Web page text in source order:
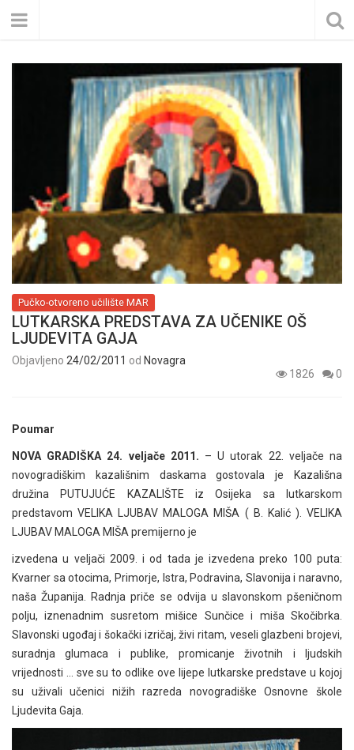
Pučko-otvoreno učilište MAR
LUTKARSKA PREDSTAVA ZA UČENIKE OŠ
LJUDEVITA GAJA
Objavljeno 24/02/2011 od Novagra
1826
0
Poumar
NOVA GRADIŠKA 24. veljače 2011. – U utorak 22. veljače na
novogradiškim kazališnim daskama gostovala je Kazališna
družina PUTUJUĆE KAZALIŠTE iz Osijeka sa lutkarskom
predstavom VELIKA LJUBAV MALOGA MIŠA ( B. Kalić ). VELIKA
LJUBAV MALOGA MIŠA premijerno je
izvedena u veljači 2009. i od tada je izvedena preko 100 puta:
Kvarner sa otocima, Primorje, Istra, Podravina, Slavonija i naravno,
naša Županija. Radnja priče se odvija u slavonskom pšeničnom
polju, iznenadnim susretom mišice Sunčice i miša Skočibrka.
Slavonski ugođaj i šokački izričaj, živi ritam, veseli glazbeni brojevi,
suradnja glumaca i publike, promicanje životnih i ljudskih
vrijednosti … sve su to odlike ove lijepe lutkarske predstave u kojoj
su uživali učenici nižih razreda novogradiške Osnovne škole
Ljudevita Gaja.